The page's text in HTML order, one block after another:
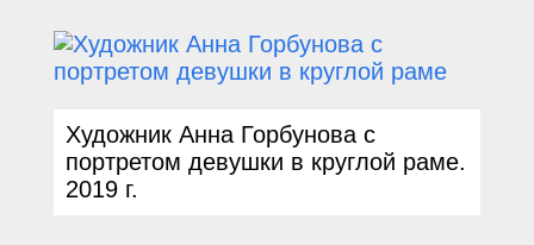
Художник Анна Горбунова с
портретом девушки в круглой раме.
2019 г.